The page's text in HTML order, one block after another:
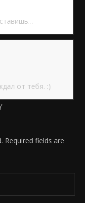
от тебя. :)
Required fields are